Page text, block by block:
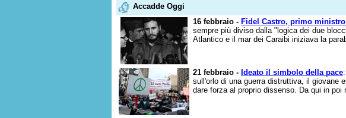
Accadde Oggi
16 febbraio - Fidel Castro, primo
sempre più diviso dalla "logica dei due
Atlantico e il mar dei Caraibi iniziava la
21 febbraio - Ideato il simbolo della pace
sull'orlo di una guerra distruttiva, il giovane
dare forza al proprio dissenso. Da qui in